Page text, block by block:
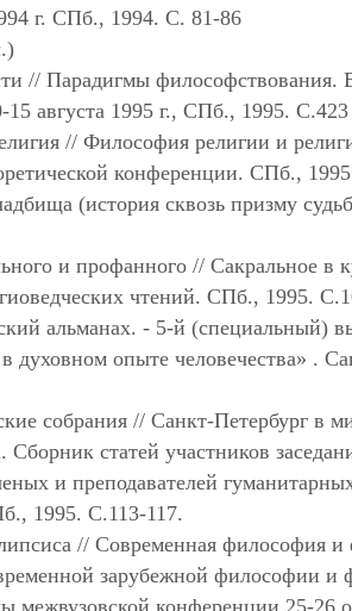
г. СПб., 1994. С. 81-86
// Парадигмы философствования.
15 августа 1995 г., СПб., 1995. С.423
// Философия религии и
конференции. СПб.,
(история сквозь призму
и профанного // Сакральное в
чтений. СПб., 1995.
альманах. - 5-й (специальный)
опыте человечества» .
собрания // Санкт-Петербург в
статей участников
и преподавателей
1995. С.113-117.
// Современная философия и
зарубежной философии и
межвузовской конференции 25-26